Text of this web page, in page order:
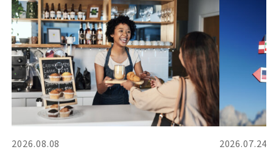
2026.08.08 2026.07.24